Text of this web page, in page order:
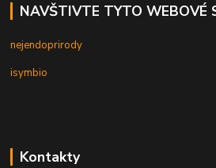
NAVŠTIVTE TYTO WEBOVÉ
nejendoprirody
isymbio
Kontakty